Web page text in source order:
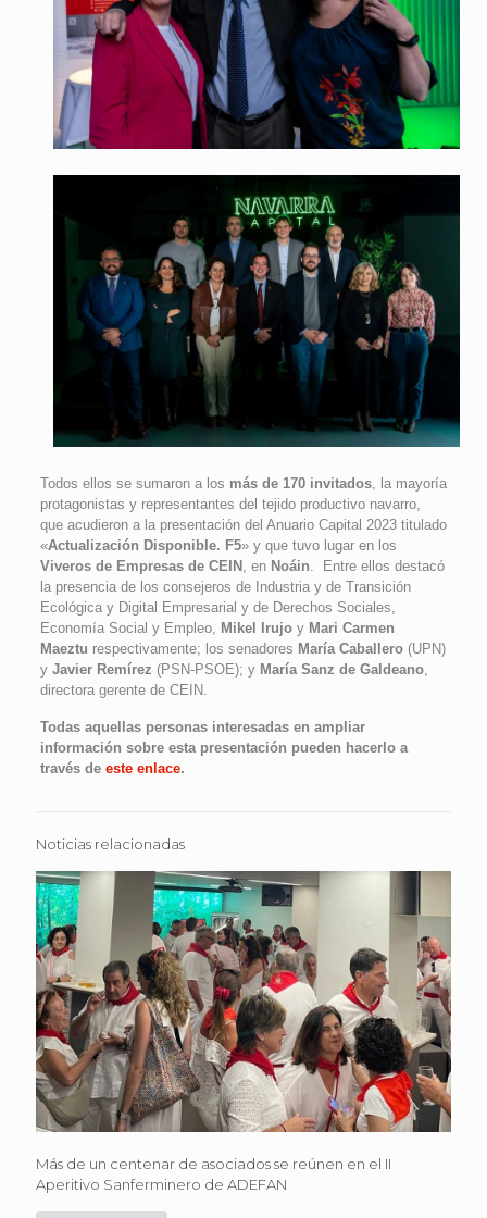
Todos ellos se sumaron a los más de 170 invitados, la mayoría
protagonistas y representantes del tejido productivo navarro,
que acudieron a la presentación del Anuario Capital 2023 titulado
«Actualización Disponible. F5» y que tuvo lugar en los
Viveros de Empresas de CEIN, enNoáin . Entre ellos destacó
la presencia de los consejeros de Industria y de Transición
Ecológica y Digital Empresarial y de Derechos Sociales,
Economía Social y Empleo, Mikel Irujoy Mari Carmen
Maeztu respectivamente; los senadores María Caballero(UPN)
yJavier Remírez (PSN-PSOE); y María Sanz de Galdeano,
directora gerente de CEIN.
Todas aquellas personas interesadas en ampliar
información sobre esta presentación pueden hacerlo a
través deeste enlace.
Noticias relacionadas
Más de un centenar de asociados se reúnen en el II
Aperitivo Sanferminero de ADEFAN